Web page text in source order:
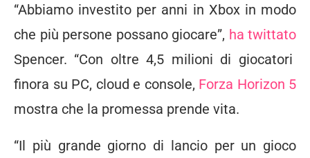
“Abbiamo investito per anni in Xbox in modo
che più persone possano giocare”, ha twittato
Spencer. “Con oltre 4,5 milioni di giocatori
finora su PC, cloud e console, Forza Horizon 5
mostra che la promessa prende vita.
“Il più grande giorno di lancio per un gioco